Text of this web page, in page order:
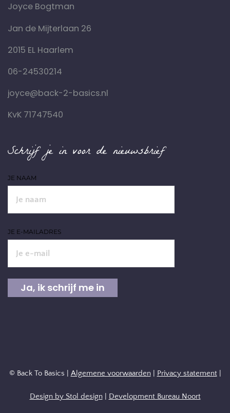
Joyce Bogtman
Jan de Mijterlaan 26
2015 EL Haarlem
06-24530214
joyce@back-2-basics.nl
KvK 71747540
Schrijf je in voor de nieuwsbrief
JE NAAM
JE E-MAILADRES
© Back To Basics | Algemene voorwaarden Privacy statement|
Design by Stol design Development Bureau Noort